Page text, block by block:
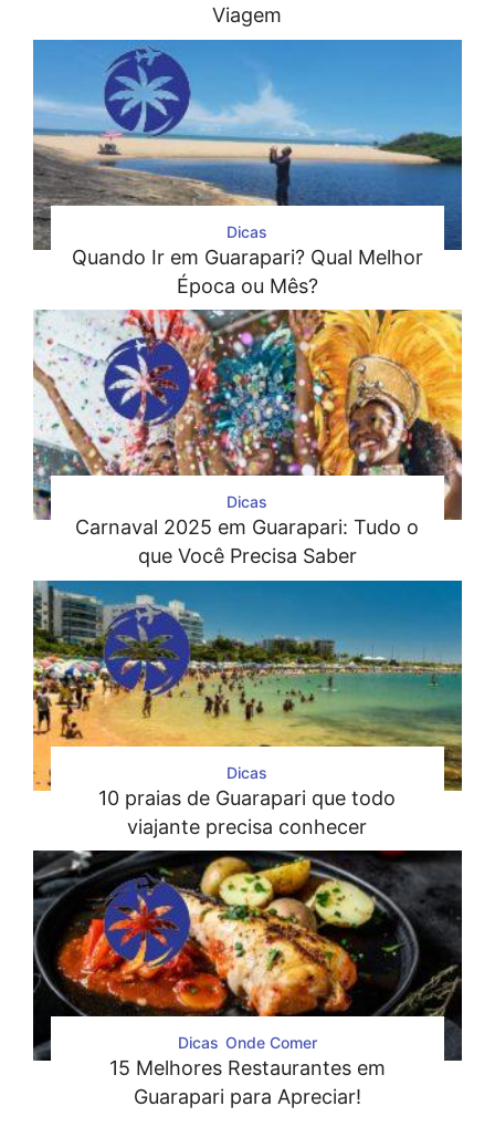
Viagem
Dicas
Quando Ir em Guarapari? Qual Melhor
Época ou Mês?
Dicas
Carnaval 2025 em Guarapari: Tudo o
que Você Precisa Saber
Dicas
10 praias de Guarapari que todo
viajante precisa conhecer
Dicas Onde Comer
15 Melhores Restaurantes em
Guarapari para Apreciar!